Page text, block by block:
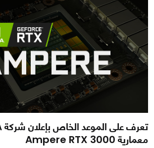
معمارية Ampere RTX 3000